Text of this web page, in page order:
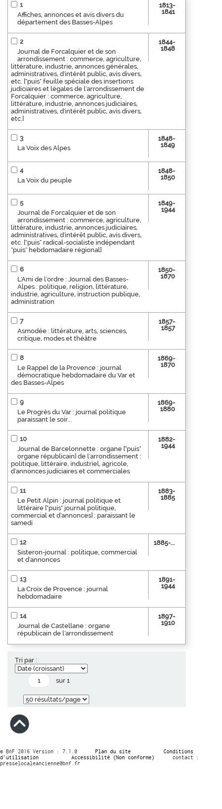
1
Affiches, annonces et avis divers du
département des Basses-Alpes
1813-
1841
2
Journal de Forcalquier et de son
arrondissement : commerce, agriculture,
littérature, industrie, annonces générales,
administratives, d'intérêt public, avis divers,
etc. ["puis" feuille spéciale des insertions
judiciaires et légales de l'arrondissement de
Forcalquier : commerce, agriculture,
littérature, industrie, annonces judiciaires,
administratives, d'intérêt public, avis divers,
etc.]
1844-
1848
3
La Voix des Alpes
1848-
1849
4
La Voix du peuple
1848-
1850
5
Journal de Forcalquier et de son
arrondissement : commerce, agriculture,
littérature, industrie, annonces judiciaires,
administratives, d'intérêt public, avis divers,
etc. ["puis" radical-socialiste indépendant
"puis" hebdomadaire régional]
1849-
1944
6
L'Ami de l'ordre : Journal des Basses-
Alpes : politique, religion, littérature,
industrie, agriculture, instruction publique,
administration
1850-
1870
7
Asmodée : littérature, arts, sciences,
critique, modes et théâtre
1857-
1857
8
Le Rappel de la Provence : journal
démocratique hebdomadaire du Var et
des Basses-Alpes
1869-
1870
9
Le Progrès du Var : journal politique
paraissant le soir...
1869-
1880
10
Journal de Barcelonnette : organe ["puis"
organe républicain] de l'arrondissement :
politique, littéraire, industriel, agricole,
d'annonces judiciaires et commerciales
1882-
1944
11
Le Petit Alpin : journal politique et
littéraire ["puis" journal politique,
commercial et d'annonces] : paraissant le
samedi
1883-
1885
12
Sisteron-journal : politique, commercial
et d'annonces
1885-...
13
La Croix de Provence : journal
hebdomadaire
1891-
1944
14
Journal de Castellane : organe
républicain de l'arrondissement
1897-
1910
Tri par :
sur 1
© BnF 2016 Version : 7.1.0 Plan du site
Conditions
d’utilisation
Accessibilité (Non conforme)
contact :
presselocaleancienne@bnf.fr